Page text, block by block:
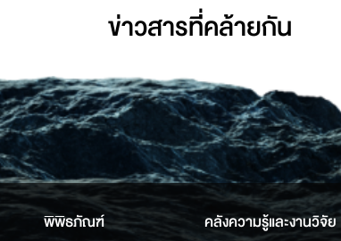
ข่าวสารที่่คล้ายกัน
พิพิธภัณฑ์ คลังความรู้และงานวิจัย